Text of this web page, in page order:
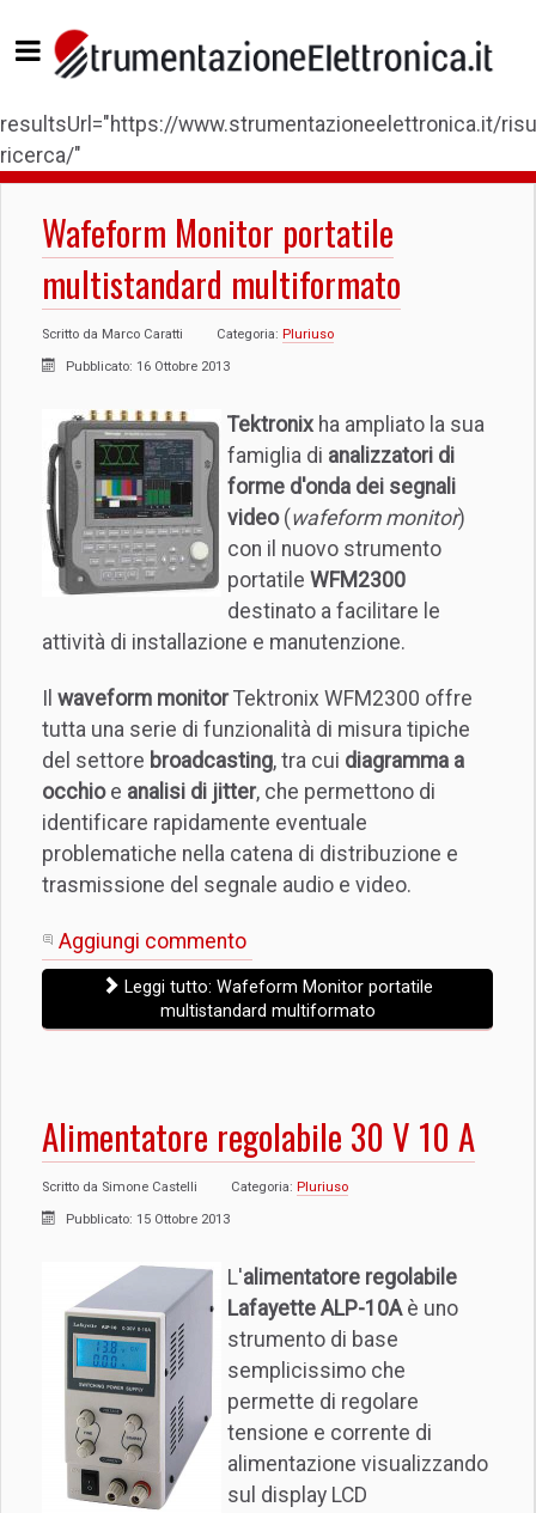
resultsUrl="https://www.strumentazioneelettronica.it/
ricerca/"
Wafeform Monitor portatile
multistandard multiformato
Scritto da Marco Caratti Categoria: Pluriuso
Pubblicato: 16 Ottobre 2013
Tektronix ha ampliato la sua
famiglia di analizzatori di
forme d'onda dei segnali
video(wafeform monitor)
con il nuovo strumento
portatile WFM2300
destinato a facilitare le
attività di installazione e manutenzione.
Il waveform monitorTektronix WFM2300 offre
tutta una serie di funzionalità di misura tipiche
del settore broadcasting, tra cui diagramma a
occhioe analisi di jitter, che permettono di
identificare rapidamente eventuale
problematiche nella catena di distribuzione e
trasmissione del segnale audio e video.
Aggiungi commento
Leggi tutto: Wafeform Monitor portatile
multistandard multiformato
Alimentatore regolabile 30 V 10 A
Scritto da Simone Castelli Categoria: Pluriuso
Pubblicato: 15 Ottobre 2013
L'alimentatore regolabile
Lafayette ALP-10Aè uno
strumento di base
semplicissimo che
permette di regolare
tensione e corrente di
alimentazione visualizzando
sul display LCD